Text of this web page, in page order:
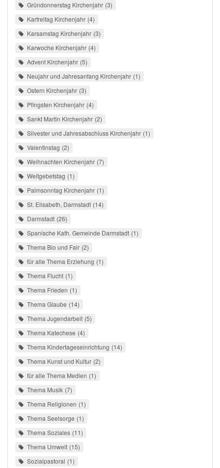
Gründonnerstag Kirchenjahr 3
Karfreitag Kirchenjahr 4
Karsamstag Kirchenjahr 3
Karwoche Kirchenjahr 4
Advent Kirchenjahr 5
Neujahr und Jahresanfang Kirchenjahr 1
Ostern Kirchenjahr 3
Pfingsten Kirchenjahr 4
Sankt Martin Kirchenjahr 2
Silvester und Jahresabschluss Kirchenjahr 1
Valentinstag 2
Weihnachten Kirchenjahr 7
Weltgebetstag 1
Palmsonntag Kirchenjahr 1
St. Elisabeth, Darmstadt 14
Darmstadt 26
Spanische Kath. Gemeinde Darmstadt 1
Thema Bio und Fair 2
für alle Thema Erziehung 1
Thema Flucht 1
Thema Frieden 1
Thema Glaube 14
Thema Jugendarbeit 5
Thema Katechese 4
Thema Kindertageseinrichtung 14
Thema Kunst und Kultur 2
für alle Thema Medien 1
Thema Musik 7
Thema Religionen 1
Thema Seelsorge 1
Thema Soziales 11
Thema Umwelt 15
Sozialpastoral 1